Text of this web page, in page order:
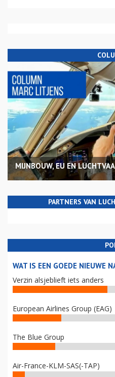
MIJNBOUW, EU EN
PARTNERS VAN
WAT IS EEN GOEDE NIEUWE
Verzin alsjeblieft iets anders
European Airlines Group (EAG)
The Blue Group
Air-France-KLM-SAS(-TAP)